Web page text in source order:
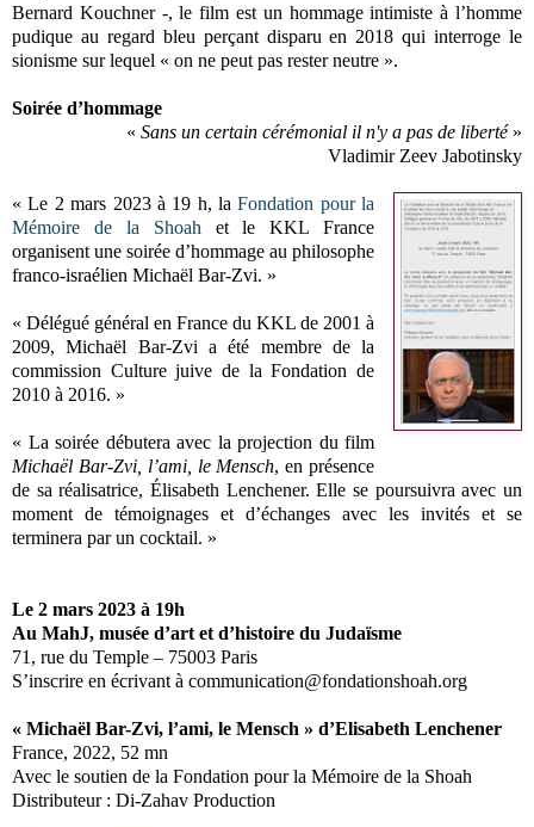
Bernard Kouchner -, le film est un hommage intimiste à l’homme
pudique au regard bleu perçant disparu en 2018 qui interroge le
sionisme sur lequel « on ne peut pas rester neutre ».
Soirée d’hommage
« Sans un certain cérémonial il n'y a pas de liberté»
Vladimir Zeev Jabotinsky
« Le 2 mars 2023 à 19 h, laFondation pour la
Mémoire de la Shoah et le KKL France
organisent une soirée d’hommage au philosophe
franco-israélien Michaël Bar-Zvi. »
« Délégué général en France du KKL de 2001 à
2009, Michaël Bar-Zvi a été membre de la
commission Culture juive de la Fondation de
2010 à 2016. »
« La soirée débutera avec la projection du film
Michaël Bar-Zvi, l’ami, le Mensch, en présence
de sa réalisatrice, Élisabeth Lenchener. Elle se poursuivra avec un
moment de témoignages et d’échanges avec les invités et se
terminera par un cocktail. »
Le 2 mars 2023 à 19h
Au MahJ, musée d’art et d’histoire du Judaïsme
71, rue du Temple – 75003 Paris
S’inscrire en écrivant à communication@fondationshoah.org
« Michaël Bar-Zvi, l’ami, le Mensch » d’Elisabeth Lenchener
France, 2022, 52 mn
Avec le soutien de la Fondation pour la Mémoire de la Shoah
Distributeur : Di-Zahav Production